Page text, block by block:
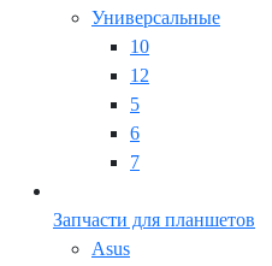
Универсальные
10
12
5
6
7
Запчасти для планшетов
Asus